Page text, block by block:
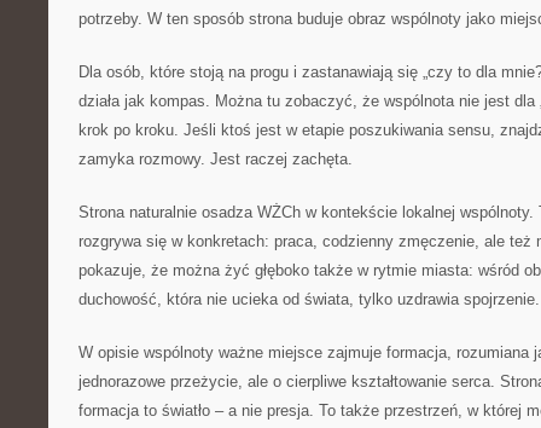
potrzeby. W ten sposób strona buduje obraz wspólnoty jako
Dla osób, które stoją na progu i zastanawiają się „czy to dla
działa jak kompas. Można tu zobaczyć, że wspólnota nie jest dla
krok po kroku. Jeśli ktoś jest w etapie poszukiwania sensu,
zamyka rozmowy. Jest raczej zachęta.
Strona naturalnie osadza WŻCh w kontekście lokalnej wspólnoty.
rozgrywa się w konkretach: praca, codzienny zmęczenie, ale też
pokazuje, że można żyć głęboko także w rytmie miasta: wśród
duchowość, która nie ucieka od świata, tylko uzdrawia spojrzenie.
W opisie wspólnoty ważne miejsce zajmuje formacja, rozumiana
jednorazowe przeżycie, ale o cierpliwe kształtowanie serca.
formacja to światło – a nie presja. To także przestrzeń, w której